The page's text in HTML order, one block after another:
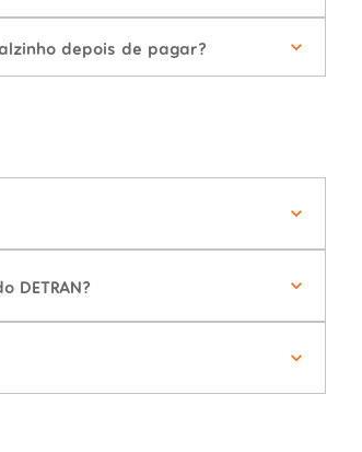
depois de pagar?